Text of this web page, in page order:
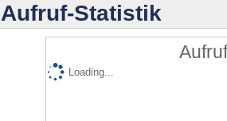
Aufruf-Statistik
Loading...